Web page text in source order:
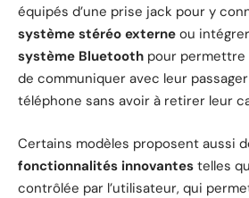
équipés d’une prise jack pour y
système stéréo externe ou
système Bluetooth pour
de communiquer avec leur
téléphone sans avoir à retirer leur
Certains modèles proposent aussi
fonctionnalités innovantes telles
contrôlée par l’utilisateur, qui